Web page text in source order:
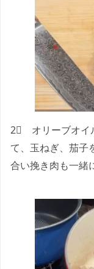
2⃣ オリーブオイ
て、玉ねぎ、茄子
合い挽き肉も一緒